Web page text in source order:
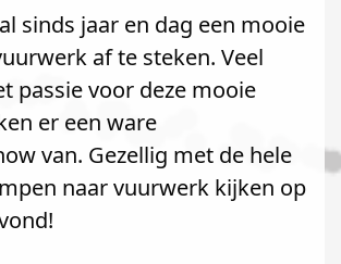
sinds jaar en dag een mooie
af te steken. Veel
passie voor deze mooie
er een ware
van. Gezellig met de hele
naar vuurwerk kijken op